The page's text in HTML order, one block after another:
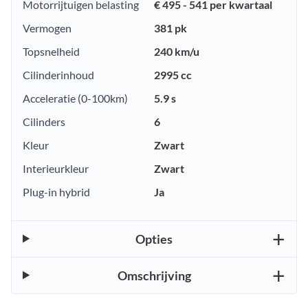
Motorrijtuigen belasting
€ 495 - 541 per kwartaal
Vermogen
381 pk
Topsnelheid
240 km/u
Cilinderinhoud
2995 cc
Acceleratie (0-100km)
5.9 s
Cilinders
6
Kleur
Zwart
Interieurkleur
Zwart
Plug-in hybrid
Ja
Opties
Omschrijving